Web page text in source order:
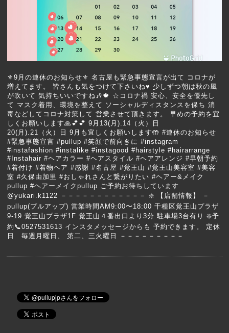
⚜️9月の連休のお知らせ⚜️ 名古屋も緊急事態宣言が出て コロナが
増えてます。 皆さんも気をつけて下さいね♥️ 少しずつ朝は秋の風
が吹いて 気持ちいいですね🎶🍁 ☆コロナ禍 安心、安全を優先し
て マスク着用、環境を整えて ソーシャルディスタンスを保ち 消
毒などしてコロナ対策して 営業させて頂きます。 早めの予約を宜
しくお願いします🙏💕💕 9月13(月).14（火）日
20(月).21（火）日 9月も宜しくお願いします🤲 #連休のお知らせ
#緊急事態宣言 #pullup #笑顔で前向きに #instagram
#instafashion #instalike #instagood #hairstyle #hairarrange
#Instahair #ヘアカラー #ヘアスタイル #ヘアアレンジ #早朝予約
#着付け #着物ヘア #感謝 #名古屋 #覚王山 #覚王山美容室 #美容
室 #久保由加里 #おしゃれさんと繋がりたい #ヘアー&メイク
pullup #ヘアーメイクpullup ご予約お待ちしています
@yukari.k1122 －－－－－－－－－－－－ ❇️ 【店舗情報】 －
pullup(プルアップ) 営業時間AM9:00〜18:00 千種区覚王山プラザ
9-19 覚王山プラザ1F 覚王山４番出口より3分 駐車場3台有り ❇️予
約📞0527531613 インスタメッセージからも 予約できます。 定休
日 毎週月曜日、 第二、三火曜日 －－－－－－－－－